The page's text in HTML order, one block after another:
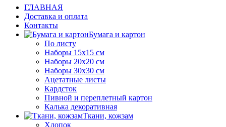
ГЛАВНАЯ
Доставка и оплата
Контакты
Бумага и картон
По листу
Наборы 15х15 см
Наборы 20х20 см
Наборы 30х30 см
Ацетатные листы
Кардсток
Пивной и переплетный картон
Калька декоративная
Ткани, кожзам
Хлопок